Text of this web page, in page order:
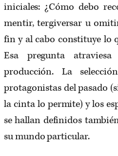
iniciales: ¿Cómo debo
mentir, tergiversar u
fin y al cabo constituye lo
Esa pregunta
producción. La
protagonistas del pasado
la cinta lo permite) y los
se hallan definidos
su mundo particular.